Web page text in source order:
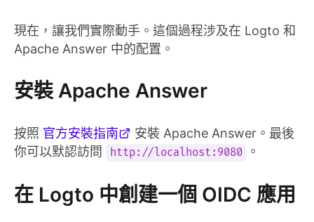
現在，讓我們實際動手。這個過程涉及在 Logto 和
Apache Answer 中的配置。
安裝 Apache Answer
按照 官方安裝指南
安裝 Apache Answer。最後
你可以默認訪問
http://localhost:9080 。
在 Logto 中創建一個 OIDC 應用